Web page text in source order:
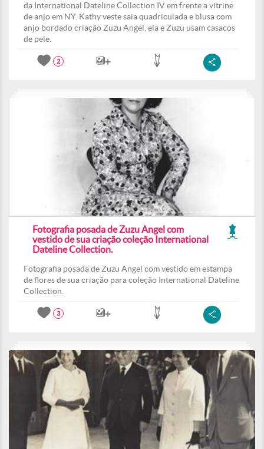
da International Dateline Collection IV em frente a vitrine
de anjo em NY. Kathy veste saia quadriculada e blusa com
anjo bordado criação Zuzu Angel, ela e Zuzu usam casacos
de pele.
2
Fotografia posada de Zuzu Angel com
vestido de sua criação coleção International
Dateline Collection.
Fotografia posada de Zuzu Angel com vestido em estampa
de flores de sua criação para coleção International Dateline
Collection.
3